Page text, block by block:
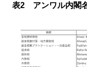
表2 アンワル内閣